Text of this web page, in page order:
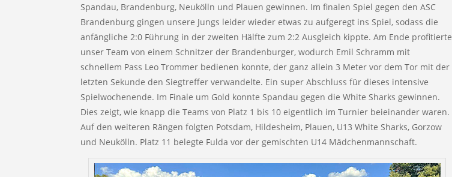
Spandau, Brandenburg, Neukölln und Plauen gewinnen. Im finalen Spiel gegen den ASC
Brandenburg gingen unsere Jungs leider wieder etwas zu aufgeregt ins Spiel, sodass die
anfängliche 2:0 Führung in der zweiten Hälfte zum 2:2 Ausgleich kippte. Am Ende profitierte
unser Team von einem Schnitzer der Brandenburger, wodurch Emil Schramm mit
schnellem Pass Leo Trommer bedienen konnte, der ganz allein 3 Meter vor dem Tor mit der
letzten Sekunde den Siegtreffer verwandelte. Ein super Abschluss für dieses intensive
Spielwochenende. Im Finale um Gold konnte Spandau gegen die White Sharks gewinnen.
Dies zeigt, wie knapp die Teams von Platz 1 bis 10 eigentlich im Turnier beieinander waren.
Auf den weiteren Rängen folgten Potsdam, Hildesheim, Plauen, U13 White Sharks, Gorzow
und Neukölln. Platz 11 belegte Fulda vor der gemischten U14 Mädchenmannschaft.